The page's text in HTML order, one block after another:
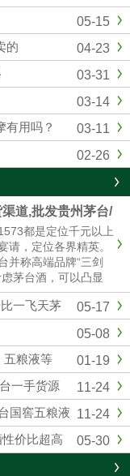
桃胶，而且市场价格
胶的质量。桃胶假
正的......
05-15
04-23
的
03-31
03-14
03-11
有用吗？
02-26
道,批发贵州茅台/
都是定位千元以上
请，定位各界精英。
并称高端品牌“三剑
茅台酒，可以凸显
较弱，首选五粮液和
的。然后联系我们厂
渠道，价格可以说是
05-17
一飞天茅
05-08
01-19
五粮液等
11-24
一手货源
11-24
国窖五粮液
05-30
价比超高